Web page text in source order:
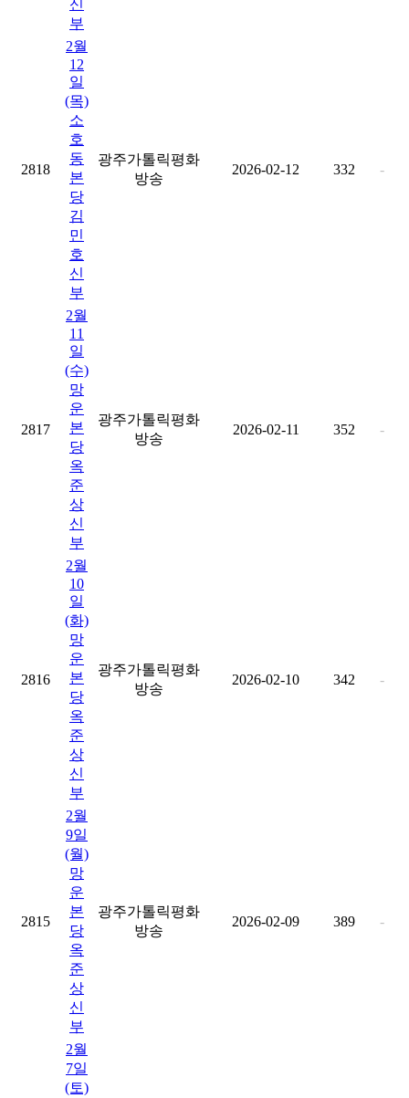
신
부
2818
2월
12
일
(목)
소
호
동
본
당
김
민
호
신
부
광주가톨릭평화
방송
2026-02-12 332 -
2817
2월
11
일
(수)
망
운
본
당
옥
준
상
신
부
광주가톨릭평화
방송
2026-02-11 352 -
2816
2월
10
일
(화)
망
운
본
당
옥
준
상
신
부
광주가톨릭평화
방송
2026-02-10 342 -
2815
2월
9일
(월)
망
운
본
당
옥
준
상
신
부
광주가톨릭평화
방송
2026-02-09 389 -
2월
7일
(토)